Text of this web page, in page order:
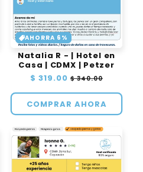
AHORRA 6%
Natalia R - | Hotel en
Casa | CDMX | Petzer
Precio
$ 319.00 Precio
oferta
$ 340.00
COMPRAR AHORA